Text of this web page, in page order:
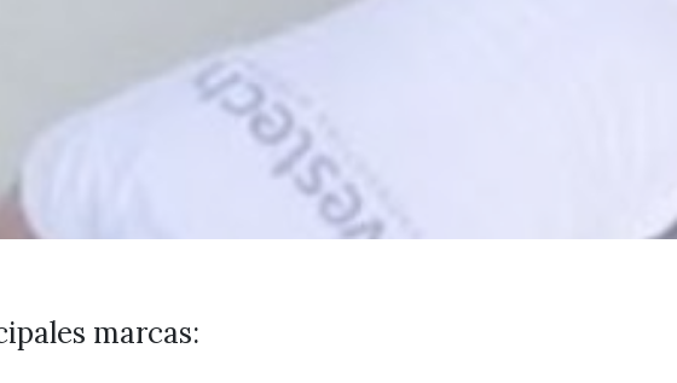
marcas: